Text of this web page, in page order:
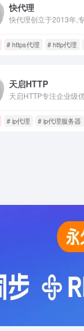
快代理
# https代理 # http代理
天启HTTP
# ip代理 # ip代理服务器